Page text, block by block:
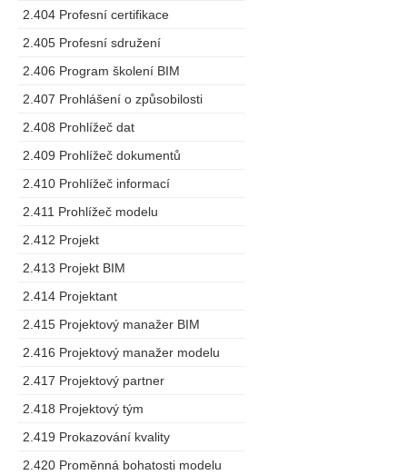
2.404 Profesní certifikace
2.405 Profesní sdružení
2.406 Program školení BIM
2.407 Prohlášení o způsobilosti
2.408 Prohlížeč dat
2.409 Prohlížeč dokumentů
2.410 Prohlížeč informací
2.411 Prohlížeč modelu
2.412 Projekt
2.413 Projekt BIM
2.414 Projektant
2.415 Projektový manažer BIM
2.416 Projektový manažer modelu
2.417 Projektový partner
2.418 Projektový tým
2.419 Prokazování kvality
2.420 Proměnná bohatosti modelu